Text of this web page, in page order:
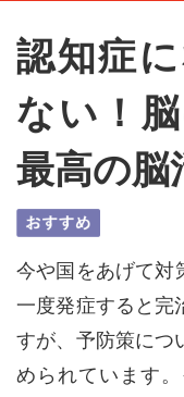
認知症
ない！
最高の脳
今や国をあげて
一度発症すると完
すが、予防策につ
められています